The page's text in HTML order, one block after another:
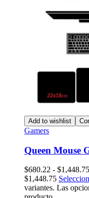
Add to wishlist
Gamers
Queen Mouse
$680.22 - $1,448.75
$1,448.75
variantes. Las